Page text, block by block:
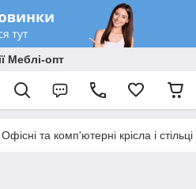
Меблі-опт
Офісні та комп'ютерні крісла і стільці